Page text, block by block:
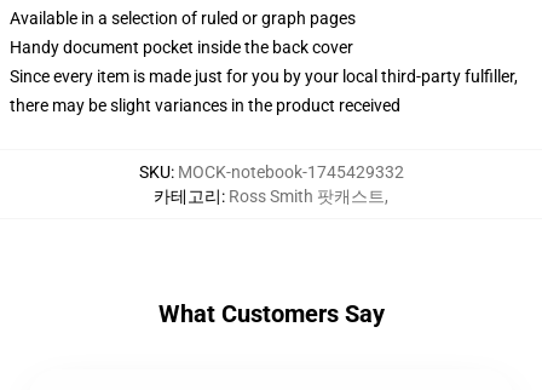
Available in a selection of ruled or graph pages
Handy document pocket inside the back cover
Since every item is made just for you by your local third-party fulfiller,
there may be slight variances in the product received
SKU: MOCK-notebook-1745429332
카테고리: Ross Smith 팟캐스트,
What Customers Say